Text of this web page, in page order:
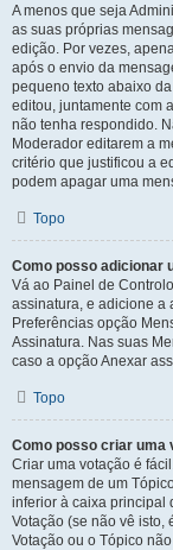
A menos que seja
as suas próprias
edição. Por vezes,
após o envio da
pequeno texto abaixo
editou, juntamente com
não tenha respondido.
Moderador editarem a
critério que justificou a
podem apagar uma
Topo
Como posso adicionar
Vá ao Painel de
assinatura, e adicione a
Preferências opção
Assinatura. Nas suas
caso a opção Anexar
Topo
Como posso criar uma
Criar uma votação é
mensagem de um
inferior à caixa principal
Votação (se não vê isto,
Votação ou o Tópico